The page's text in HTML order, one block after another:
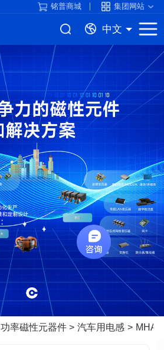
铭普商城 集团网站
中文
功率磁性元器件 汽车用电感